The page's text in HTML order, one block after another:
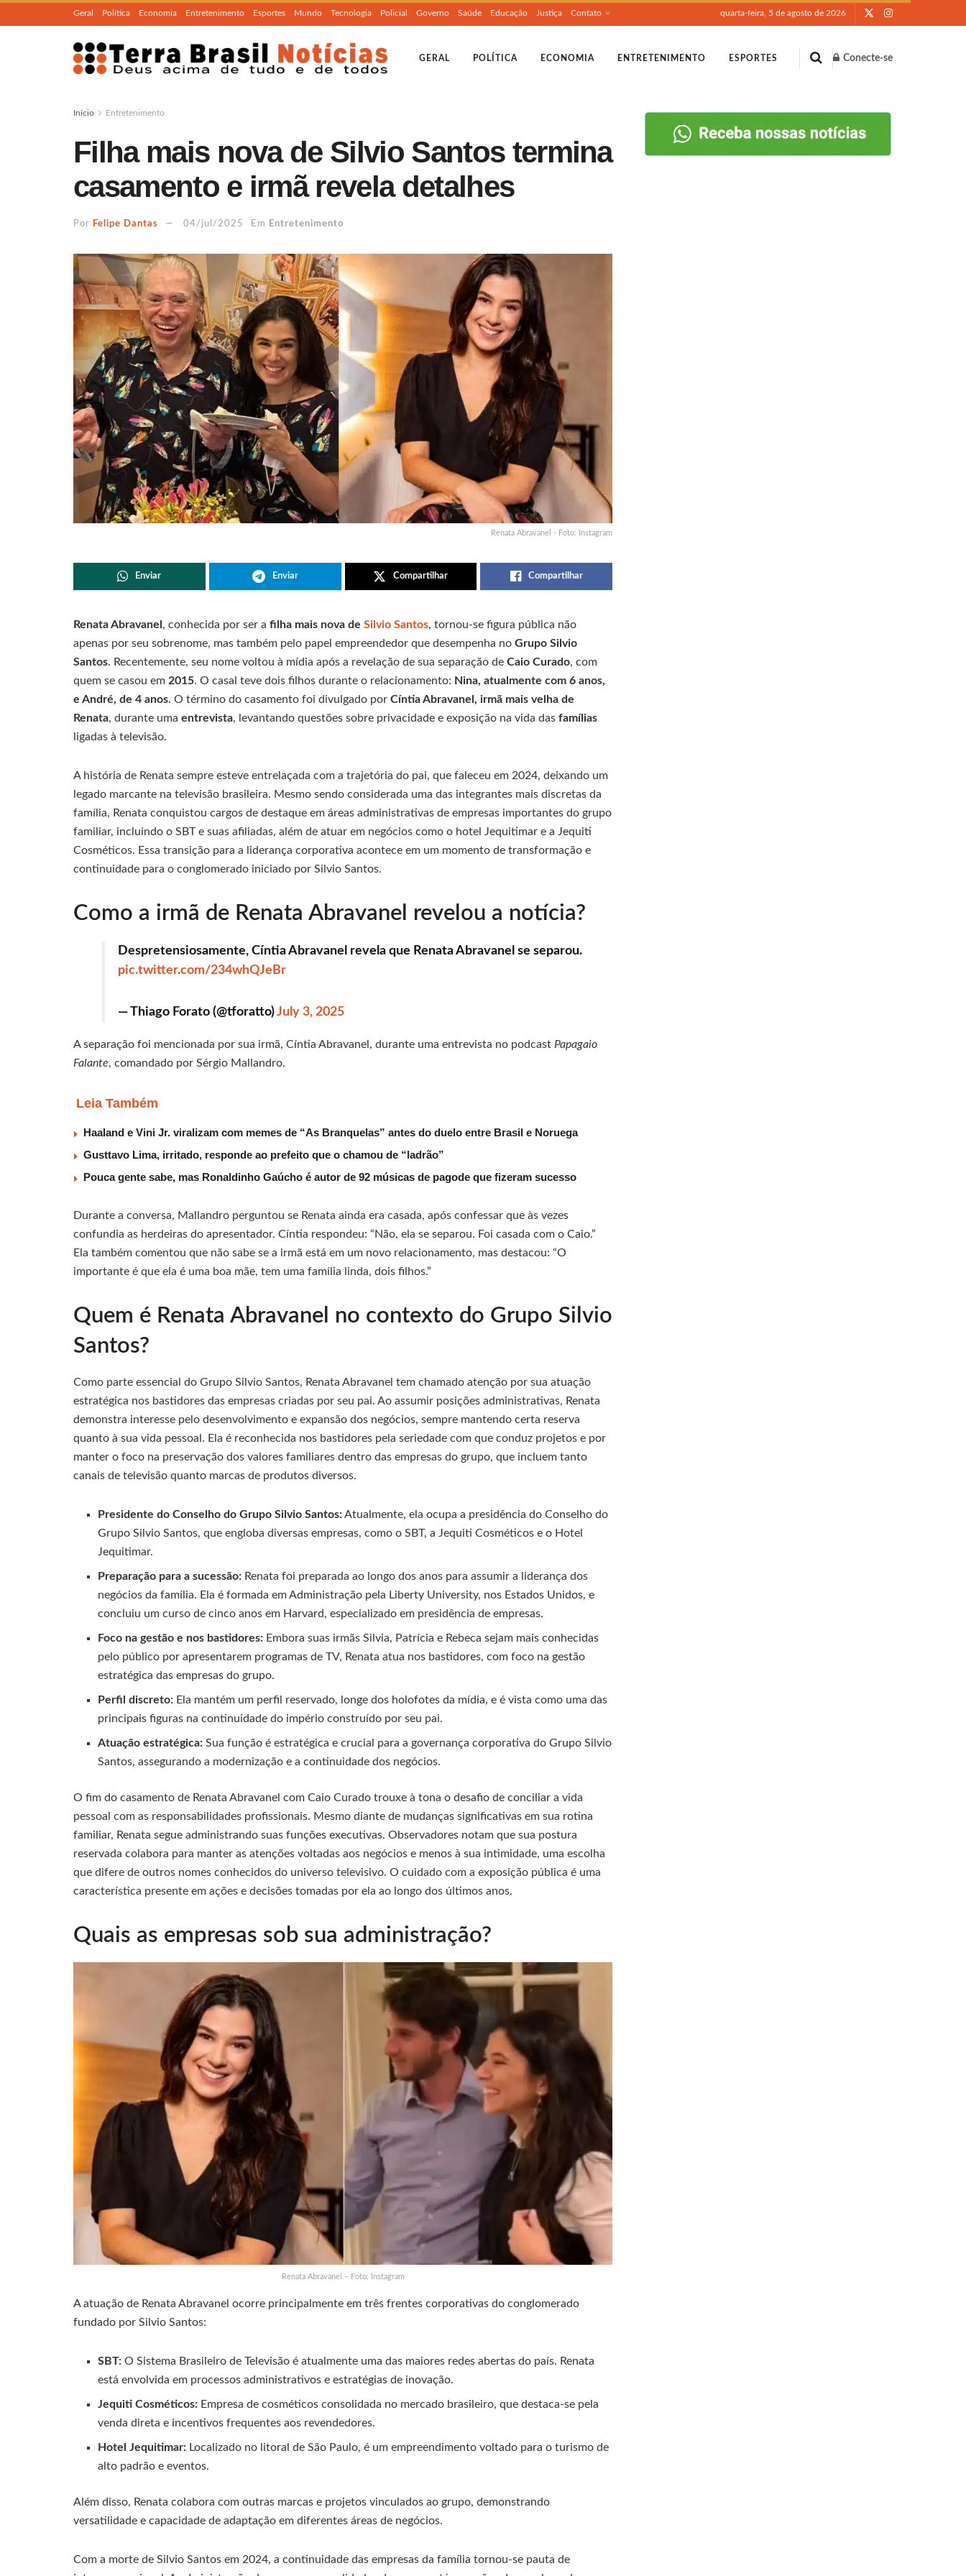
Geral Política Economia Entretenimento Esportes Mundo Tecnologia Policial Governo Saúde Educação Justiça Contato quarta-feira, 5 de agosto de 2026
GERAL POLÍTICA ECONOMIA ENTRETENIMENTO ESPORTES Conecte-se
Início Entretenimento
Filha mais nova de Silvio Santos termina
casamento e irmã revela detalhes
Por Felipe Dantas 04/jul/2025 Em Entretenimento
Renata Abravanel - Foto: Instagram
Enviar Enviar Compartilhar Compartilhar
Renata Abravanel , conhecida por ser a filha mais nova de Silvio Santos, tornou-se figura pública não
apenas por seu sobrenome, mas também pelo papel empreendedor que desempenha no Grupo Silvio
Santos. Recentemente, seu nome voltou à mídia após a revelação de sua separação de Caio Curado, com
quem se casou em 2015. O casal teve dois filhos durante o relacionamento: Nina, atualmente com 6 anos,
e André, de 4 anos. O término do casamento foi divulgado por Cíntia Abravanel, irmã mais velha de
Renata, durante uma entrevista, levantando questões sobre privacidade e exposição na vida das famílias
ligadas à televisão.
A história de Renata sempre esteve entrelaçada com a trajetória do pai, que faleceu em 2024, deixando um
legado marcante na televisão brasileira. Mesmo sendo considerada uma das integrantes mais discretas da
família, Renata conquistou cargos de destaque em áreas administrativas de empresas importantes do grupo
familiar, incluindo o SBT e suas afiliadas, além de atuar em negócios como o hotel Jequitimar e a Jequiti
Cosméticos. Essa transição para a liderança corporativa acontece em um momento de transformação e
continuidade para o conglomerado iniciado por Silvio Santos.
Como a irmã de Renata Abravanel revelou a notícia?
Despretensiosamente, Cíntia Abravanel revela que Renata Abravanel se separou.
pic.twitter.com/234whQJeBr
— Thiago Forato (@tforatto)July 3, 2025
A separação foi mencionada por sua irmã, Cíntia Abravanel, durante uma entrevista no podcast Papagaio
Falante, comandado por Sérgio Mallandro.
Leia Também
Haaland e Vini Jr. viralizam com memes de “As Branquelas” antes do duelo entre Brasil e Noruega
Gusttavo Lima, irritado, responde ao prefeito que o chamou de “ladrão”
Pouca gente sabe, mas Ronaldinho Gaúcho é autor de 92 músicas de pagode que fizeram sucesso
Durante a conversa, Mallandro perguntou se Renata ainda era casada, após confessar que às vezes
confundia as herdeiras do apresentador. Cíntia respondeu: “Não, ela se separou. Foi casada com o Caio.”
Ela também comentou que não sabe se a irmã está em um novo relacionamento, mas destacou: “O
importante é que ela é uma boa mãe, tem uma família linda, dois filhos.”
Quem é Renata Abravanel no contexto do Grupo Silvio
Santos?
Como parte essencial do Grupo Silvio Santos, Renata Abravanel tem chamado atenção por sua atuação
estratégica nos bastidores das empresas criadas por seu pai. Ao assumir posições administrativas, Renata
demonstra interesse pelo desenvolvimento e expansão dos negócios, sempre mantendo certa reserva
quanto à sua vida pessoal. Ela é reconhecida nos bastidores pela seriedade com que conduz projetos e por
manter o foco na preservação dos valores familiares dentro das empresas do grupo, que incluem tanto
canais de televisão quanto marcas de produtos diversos.
Presidente do Conselho do Grupo Silvio Santos:Atualmente, ela ocupa a presidência do Conselho do
Grupo Silvio Santos, que engloba diversas empresas, como o SBT, a Jequiti Cosméticos e o Hotel
Jequitimar.
Preparação para a sucessão: Renata foi preparada ao longo dos anos para assumir a liderança dos
negócios da família. Ela é formada em Administração pela Liberty University, nos Estados Unidos, e
concluiu um curso de cinco anos em Harvard, especializado em presidência de empresas.
Foco na gestão e nos bastidores: Embora suas irmãs Silvia, Patrícia e Rebeca sejam mais conhecidas
pelo público por apresentarem programas de TV, Renata atua nos bastidores, com foco na gestão
estratégica das empresas do grupo.
Perfil discreto: Ela mantém um perfil reservado, longe dos holofotes da mídia, e é vista como uma das
principais figuras na continuidade do império construído por seu pai.
Atuação estratégica: Sua função é estratégica e crucial para a governança corporativa do Grupo Silvio
Santos, assegurando a modernização e a continuidade dos negócios.
O fim do casamento de Renata Abravanel com Caio Curado trouxe à tona o desafio de conciliar a vida
pessoal com as responsabilidades profissionais. Mesmo diante de mudanças significativas em sua rotina
familiar, Renata segue administrando suas funções executivas. Observadores notam que sua postura
reservada colabora para manter as atenções voltadas aos negócios e menos à sua intimidade, uma escolha
que difere de outros nomes conhecidos do universo televisivo. O cuidado com a exposição pública é uma
característica presente em ações e decisões tomadas por ela ao longo dos últimos anos.
Quais as empresas sob sua administração?
Renata Abravanel – Foto: Instagram
A atuação de Renata Abravanel ocorre principalmente em três frentes corporativas do conglomerado
fundado por Silvio Santos:
SBT: O Sistema Brasileiro de Televisão é atualmente uma das maiores redes abertas do país. Renata
está envolvida em processos administrativos e estratégias de inovação.
Jequiti Cosméticos: Empresa de cosméticos consolidada no mercado brasileiro, que destaca-se pela
venda direta e incentivos frequentes aos revendedores.
Hotel Jequitimar: Localizado no litoral de São Paulo, é um empreendimento voltado para o turismo de
alto padrão e eventos.
Além disso, Renata colabora com outras marcas e projetos vinculados ao grupo, demonstrando
versatilidade e capacidade de adaptação em diferentes áreas de negócios.
Com a morte de Silvio Santos em 2024, a continuidade das empresas da família tornou-se pauta de